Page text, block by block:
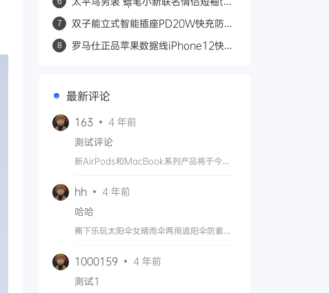
7
双子能立式智能插座PD20W快充防雷
8
罗马仕正品苹果数据线iPhone12快充
最新评论
163
4 年前
测试评论
新AirPods和MacBook系列产品将于今年
hh
4 年前
哈哈
蕉下乐玩太阳伞女晴雨伞两用遮阳伞防紫外
1000159
4 年前
测试1